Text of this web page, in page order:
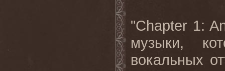
"Chapter 1:
музыки,
вокальных